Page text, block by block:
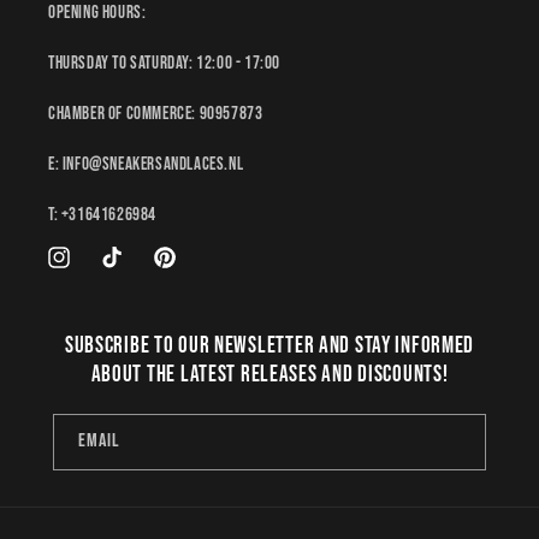
Opening hours:
Thursday to Saturday: 12:00 - 17:00
Chamber of Commerce: 90957873
E: Info@sneakersandlaces.nl
T: +31641626984
InstagramTikTok Pinterest
Subscribe to our newsletter and stay informed
about the latest releases and discounts!
Email